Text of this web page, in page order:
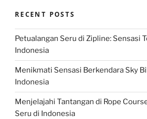
RECENT POSTS
Petualangan Seru di Zipline: Sensasi
Indonesia
Menikmati Sensasi Berkendara Sky
Indonesia
Menjelajahi Tantangan di Rope
Seru di Indonesia